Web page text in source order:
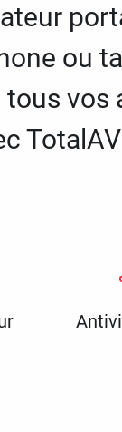
ou
tous vos